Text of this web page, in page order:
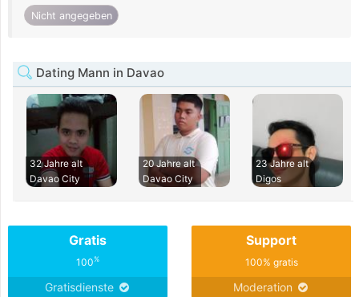
Nicht angegeben
Dating Mann in Davao
32 Jahre alt
Davao City
20 Jahre alt
Davao City
23 Jahre alt
Digos
Gratis
100%
Gratisdienste
Support
100% gratis
Moderation